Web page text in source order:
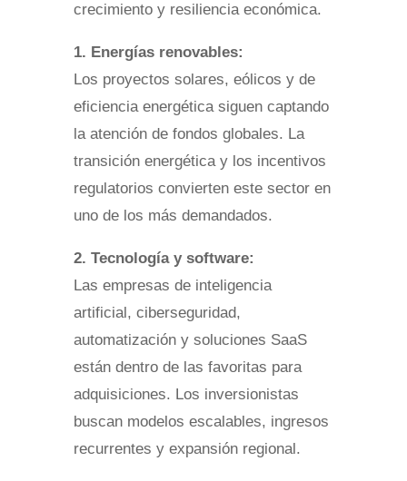
crecimiento y resiliencia económica.
1. Energías renovables:
Los proyectos solares, eólicos y de
eficiencia energética siguen captando
la atención de fondos globales. La
transición energética y los incentivos
regulatorios convierten este sector en
uno de los más demandados.
2. Tecnología y software:
Las empresas de inteligencia
artificial, ciberseguridad,
automatización y soluciones SaaS
están dentro de las favoritas para
adquisiciones. Los inversionistas
buscan modelos escalables, ingresos
recurrentes y expansión regional.